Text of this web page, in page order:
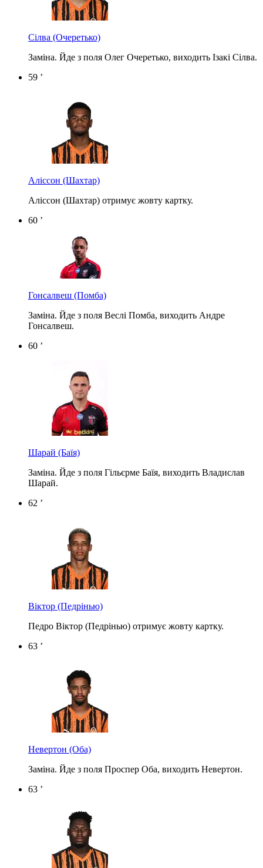
Сілва (Очеретько)
Заміна. Йде з поля Олег Очеретько, виходить Ізакі Сілва.
59 ’
Аліссон (Шахтар)
Аліссон (Шахтар) отримує жовту картку.
60 ’
Гонсалвеш (Помба)
Заміна. Йде з поля Веслі Помба, виходить Андре
Гонсалвеш.
60 ’
Шарай (Баїя)
Заміна. Йде з поля Гільєрме Баїя, виходить Владислав
Шарай.
62 ’
Віктор (Педрінью)
Педро Віктор (Педрінью) отримує жовту картку.
63 ’
Невертон (Оба)
Заміна. Йде з поля Проспер Оба, виходить Невертон.
63 ’